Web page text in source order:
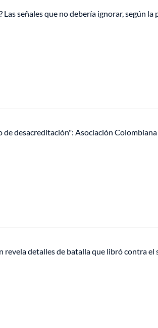
señales que no debería ignorar, según la
de desacreditación": Asociación
revela detalles de batalla que libró contra el